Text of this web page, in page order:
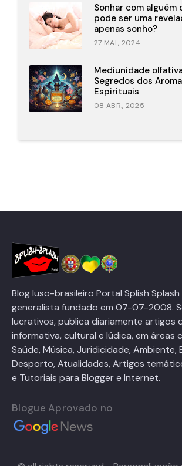
Sonhar com alguém
pode ser uma
apenas sonho?
27 MAI., 2024
Mediunidade
Segredos dos
Espirituais
08 ABR., 2025
Blog luso-brasileiro Portal Splish
generalista fundado em 07-07-2008.
lucrativos, publica diariamente artigos
informativa, cultural e lúdica, em áreas
Saúde, Música, Juridicidade, Ambiente,
Desporto, Atualidades, Artigos
e Tutoriais para Blogger e Internet.
Blogue Aprovado no